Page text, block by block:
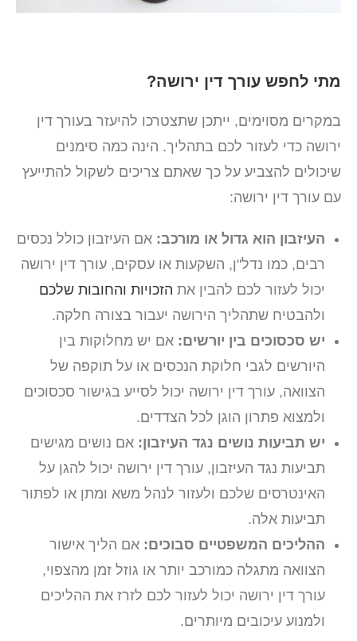
מתי לחפש עורך דין ירושה?
במקרים מסוימים, ייתכן שתצטרכו להיעזר בעורך דין
ירושה כדי לעזור לכם בתהליך. הינה כמה סימנים
שיכולים להצביע על כך שאתם צריכים לשקול להתייעץ
עם עורך דין ירושה:
העיזבון הוא גדול או מורכב:אם העיזבון כולל נכסים
רבים, כמו נדל"ן, השקעות או עסקים, עורך דין ירושה
יכול לעזור לכם להבין אתהזכויות והחובות שלכם
ולהבטיח שתהליך הירושה יעבור בצורה חלקה.
יש סכסוכים בין יורשים:אם יש מחלוקות בין
היורשים לגבי חלוקת הנכסים או על תוקפה של
הצוואה, עורך דין ירושה יכול לסייע בגישור סכסוכים
ולמצוא פתרון הוגן לכל הצדדים.
יש תביעות נושים נגד העיזבון:אם נושים מגישים
תביעות נגד העיזבון, עורך דין ירושה יכול להגן על
האינטרסים שלכם ולעזור לנהל משא ומתן או לפתור
תביעות אלה.
ההליכים המשפטיים סבוכים:אם הליך אישור
הצוואה מתגלה כמורכב יותר או גוזל זמן מהצפוי,
עורך דין ירושה יכול לעזור לכם לזרז את ההליכים
ולמנוע עיכובים מיותרים.